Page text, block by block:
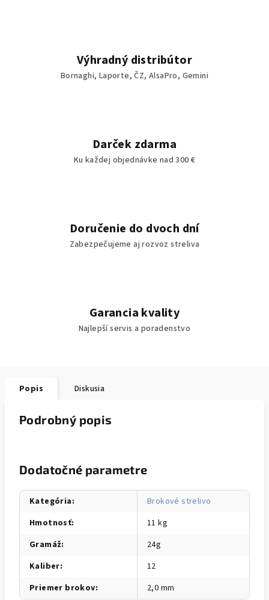
Výhradný distribútor
Bornaghi, Laporte, ČZ, AlsaPro, Gemini
Darček zdarma
Ku každej objednávke nad 300 €
Doručenie do dvoch dní
Zabezpečujeme aj rozvoz streliva
Garancia kvality
Najlepší servis a poradenstvo
Popis Diskusia
Podrobný popis
Dodatočné parametre
Kategória:
Brokové strelivo
Hmotnosť:
11 kg
Gramáž:
24g
Kaliber:
12
Priemer brokov: 2,0 mm